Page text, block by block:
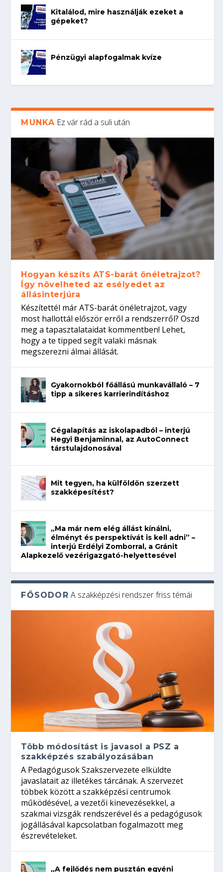
Kitalálod, mire használják ezeket a
gépeket?
Pénzügyi alapfogalmak kvíze
MUNKA Ez vár rád a suli után
Hogyan készíts ATS-barát önéletrajzot?
Így növelheted az esélyedet az
állásinterjúra
Készítettél már ATS-barát önéletrajzot, vagy
most hallottál először erről a rendszerről? Oszd
meg a tapasztalataidat kommentben! Lehet,
hogy a te tipped segít valaki másnak
megszerezni álmai állását.
Gyakornokból főállású munkavállaló – 7
tipp a sikeres karrierindításhoz
Cégalapítás az iskolapadból – interjú
Hegyi Benjaminnal, az AutoConnect
társtulajdonosával
Mit tegyen, ha külföldön szerzett
szakképesítést?
„Ma már nem elég állást kínálni,
élményt és perspektívát is kell adni” –
interjú Erdélyi Zomborral, a Gránit
Alapkezelő vezérigazgató-helyettesével
FŐSODOR A szakképzési rendszer friss témái
Több módosítást is javasol a PSZ a
szakképzés szabályozásában
A Pedagógusok Szakszervezete elküldte
javaslatait az illetékes tárcának. A szervezet
többek között a szakképzési centrumok
működésével, a vezetői kinevezésekkel, a
szakmai vizsgák rendszerével és a pedagógusok
jogállásával kapcsolatban fogalmazott meg
észrevételeket.
„A fejlődés nem pusztán egyéni